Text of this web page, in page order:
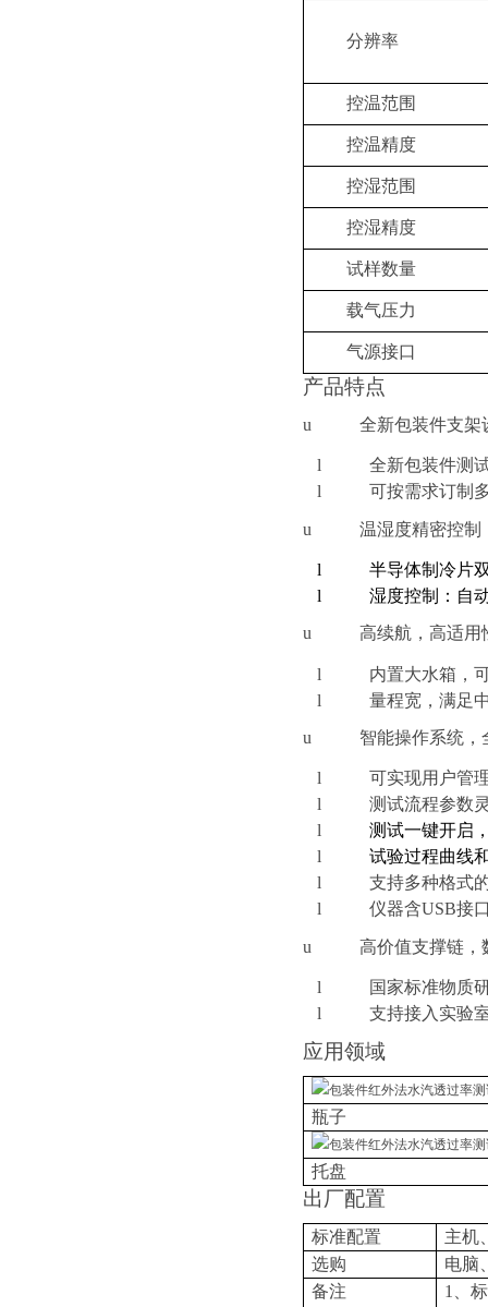
分辨率
控温范围
控温精度
控湿范围
控湿精度
试样数量
载气压力
气源接口
产品特点
u 全新包装件支架
l
全新包装件测
l
可按需求订制
u 温湿度精密控制
l
半导体制冷片
l
湿度控制：自
u 高续航， 高适用
l
内置大水箱，
l
量程宽，满足
u 智能操作系统，
l
可实现用户管
l
测试流程参数
l
测试一键开启
l
试验过程曲线
l
支持多种格式
l
仪器含USB接
u 高价值支撑链，
l
国家标准物质
l
支持接入实验
应用领域
瓶子
托盘
出厂配置
标准配置 主机
选购
电脑
备注
1、